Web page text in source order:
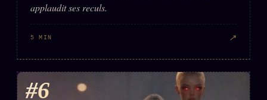
applaudit ses reculs.
5 MIN ↗
#6